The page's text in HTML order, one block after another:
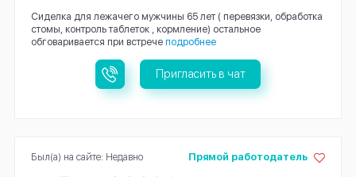
Сиделка для лежачего мужчины 65 лет ( перевязки, обработка
стомы, контроль таблеток , кормление) остальное
обговаривается при встрече подробнее
Пригласить в чат
Прямой работодатель
Был(а) на сайте: Недавно